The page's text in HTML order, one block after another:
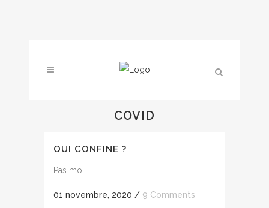
COVID
QUI CONFINE ?
Pas moi ...
01 novembre, 2020 / 9 Comments